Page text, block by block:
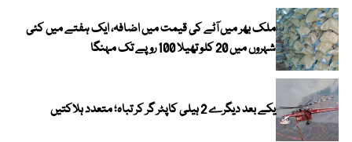
ملک بھر میں آٹے کی قیمت میں اضافہ، ایک ہفتے میں کئی
شہروں میں 20 کلو تھیلا 100 روپے تک مہنگا
یکے بعد دیگرے 2 ہیلی کاپٹر گر کر تباہ؛ متعدد ہلاکتیں